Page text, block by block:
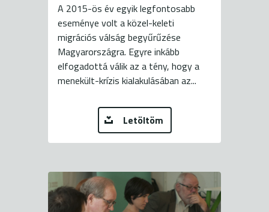
A 2015-ös év egyik legfontosabb
eseménye volt a közel-keleti
migrációs válság begyűrűzése
Magyarországra. Egyre inkább
elfogadottá válik az a tény, hogy a
menekült-krízis kialakulásában az...
Letöltöm